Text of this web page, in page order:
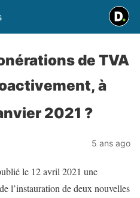
de TVA
à
2021 ?
5 ans ago
le 12 avril 2021 une
l’instauration de deux nouvelles